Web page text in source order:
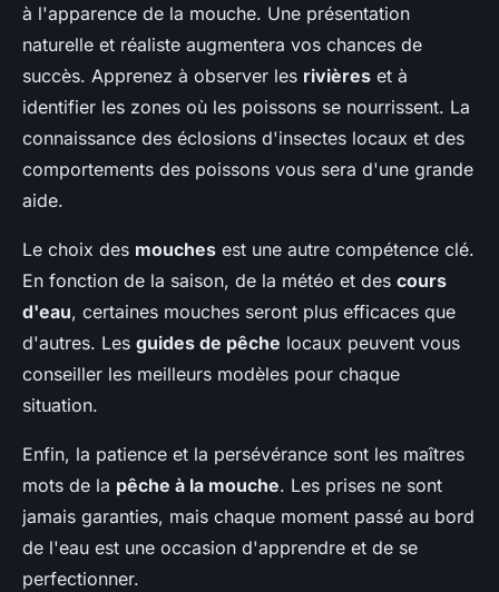
à l'apparence de la mouche. Une présentation
naturelle et réaliste augmentera vos chances de
succès. Apprenez à observer les rivières et à
identifier les zones où les poissons se nourrissent. La
connaissance des éclosions d'insectes locaux et des
comportements des poissons vous sera d'une grande
aide.
Le choix des mouches est une autre compétence clé.
En fonction de la saison, de la météo et des cours
d'eau, certaines mouches seront plus efficaces que
d'autres. Les guides de pêche locaux peuvent vous
conseiller les meilleurs modèles pour chaque
situation.
Enfin, la patience et la persévérance sont les maîtres
mots de la pêche à la mouche. Les prises ne sont
jamais garanties, mais chaque moment passé au bord
de l'eau est une occasion d'apprendre et de se
perfectionner.